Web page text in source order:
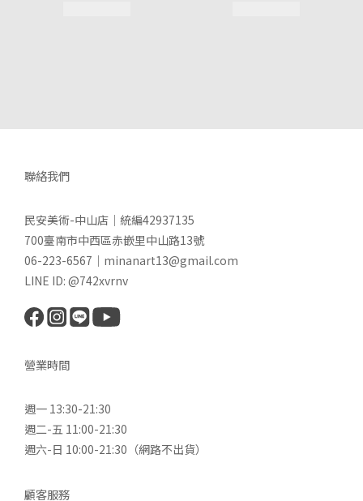
聯絡我們
民安美術-中山店｜統編42937135
700臺南市中西區赤嵌里中山路13號
06-223-6567｜minanart13@gmail.com
LINE ID: @742xvrnv
營業時間
週一 13:30-21:30
週二-五 11:00-21:30
週六-日 10:00-21:30（網路不出貨）
顧客服務